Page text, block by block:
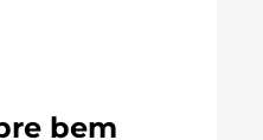
bem